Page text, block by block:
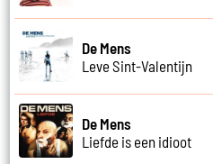
De Mens
Leve Sint-Valentijn
De Mens
Liefde is een idioot